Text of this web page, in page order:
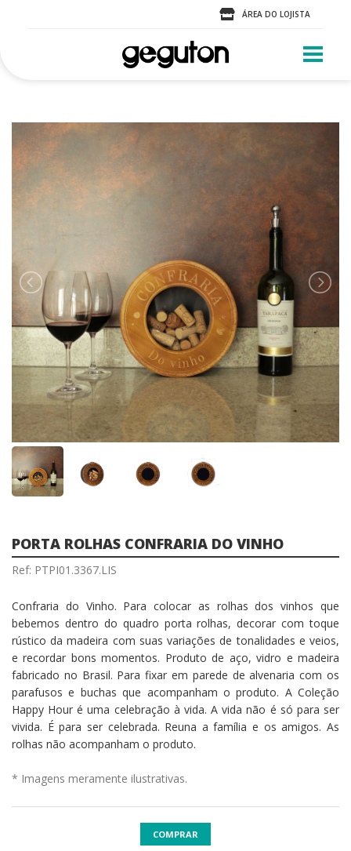
ÁREA DO LOJISTA
PORTA ROLHAS CONFRARIA DO VINHO
Ref: PTPI01.3367.LIS
Confraria do Vinho. Para colocar as rolhas dos vinhos que
bebemos dentro do quadro porta rolhas, decorar com toque
rústico da madeira com suas variações de tonalidades e veios,
e recordar bons momentos. Produto de aço, vidro e madeira
fabricado no Brasil. Para fixar em parede de alvenaria com os
parafusos e buchas que acompanham o produto. A Coleção
Happy Hour é uma celebração à vida. A vida não é só para ser
vivida. É para ser celebrada. Reuna a família e os amigos. As
rolhas não acompanham o produto.
* Imagens meramente ilustrativas.
COMPRAR